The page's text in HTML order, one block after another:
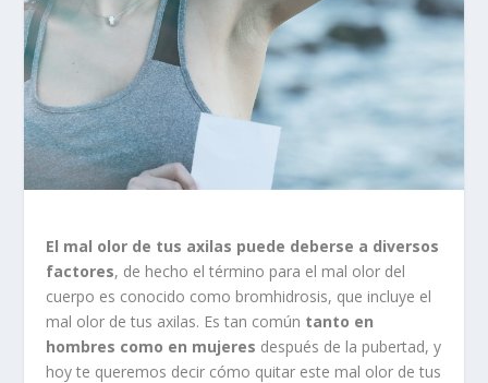
El mal olor de tus axilas puede deberse a diversos
factores, de hecho el término para el mal olor del
cuerpo es conocido como bromhidrosis, que incluye el
mal olor de tus axilas. Es tan común tanto en
hombres como en mujeres después de la pubertad, y
hoy te queremos decir cómo quitar este mal olor de tus